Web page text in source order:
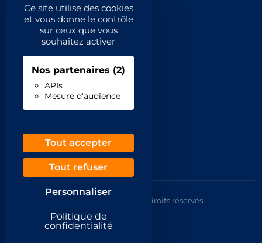
Ce site utilise des cookies
et vous donne le contrôle
sur ceux que vous
souhaitez activer
Nos partenaires (2)
APIs
Mesure d'audience
Tout accepter
Tout refuser
Personnaliser
Politique de
confidentialité
Catégories principales
Catégories
Professionnels
Inscrivez-vous
Demande de retrait
© 2026 Annuaire France Gratuit. Tous droits réservés.
Mentions légales